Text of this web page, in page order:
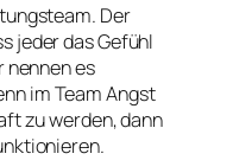
Der
jeder das Gefühl
nennen es
im Team Angst
zu werden, dann